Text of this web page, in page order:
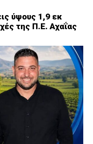
ύψους 1,9 εκ
της Π.Ε. Αχαΐας